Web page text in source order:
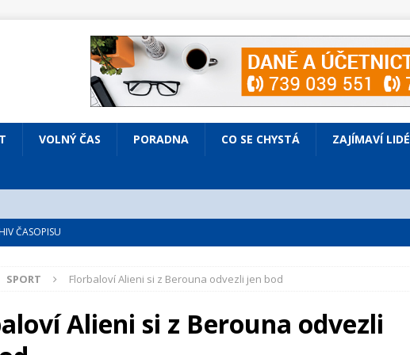
VOLNÝ ČAS PORADNA CO SE CHYSTÁ ZAJÍMAVÍ LIDÉ
ČASOPISU
VOLNÝ ČAS
Prodaná nevěsta
KULTURA
SPORT Florbaloví Alieni si z Berouna odvezli jen bod
Alieni si z Berouna odvezli